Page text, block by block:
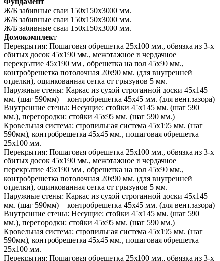
Фундамент
Ж/Б забивные сваи 150х150х3000 мм.
Ж/Б забивные сваи 150х150х3000 мм.
Ж/Б забивные сваи 150х150х3000 мм.
Домокомплект
Перекрытия: Пошаговая обрешетка 25х100 мм., обвязка из 3-х
сбитых досок 45х190 мм., межэтажное и чердачное
перекрытие 45х190 мм., обрешетка на пол 45х90 мм.,
контробрешетка потолочная 20х90 мм. (для внутренней
отделки), оцинкованная сетка от грызунов 5 мм.
Наружные стены: Каркас из сухой строганной доски 45х145
мм. (шаг 590мм) + контробрешетка 45х45 мм. (для вент.зазора)
Внутренние стены: Несущие: стойки 45х145 мм. (шаг 590
мм.), перегородки: стойки 45х95 мм. (шаг 590 мм.)
Кровельная система: стропильная система 45х195 мм. (шаг
590мм), контробрешетка 45х45 мм., пошаговая обрешетка
25х100 мм.
Перекрытия: Пошаговая обрешетка 25х100 мм., обвязка из 3-х
сбитых досок 45х190 мм., межэтажное и чердачное
перекрытие 45х190 мм., обрешетка на пол 45х90 мм.,
контробрешетка потолочная 20х90 мм. (для внутренней
отделки), оцинкованная сетка от грызунов 5 мм.
Наружные стены: Каркас из сухой строганной доски 45х145
мм. (шаг 590мм) + контробрешетка 45х45 мм. (для вент.зазора)
Внутренние стены: Несущие: стойки 45х145 мм. (шаг 590
мм.), перегородки: стойки 45х95 мм. (шаг 590 мм.)
Кровельная система: стропильная система 45х195 мм. (шаг
590мм), контробрешетка 45х45 мм., пошаговая обрешетка
25х100 мм.
Перекрытия: Пошаговая обрешетка 25х100 мм., обвязка из 3-х